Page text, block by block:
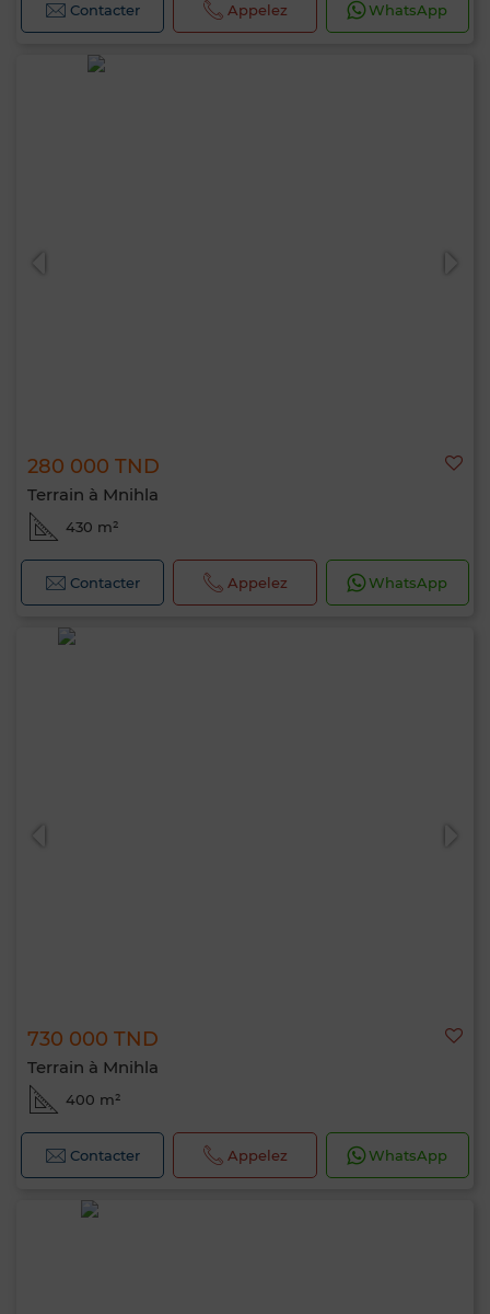
Contacter Appelez WhatsApp
280 000 TND
Terrain à Mnihla
430 m²
Contacter Appelez WhatsApp
730 000 TND
Terrain à Mnihla
400 m²
Contacter Appelez WhatsApp